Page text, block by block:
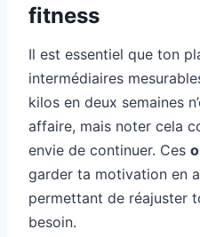
fitness
Il est essentiel que ton
intermédiaires
kilos en deux semaines
affaire, mais noter cela
envie de continuer. Ces
garder ta motivation en
permettant de réajuster
besoin.